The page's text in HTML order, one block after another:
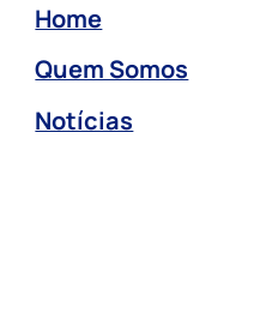
Home
Quem Somos
Notícias